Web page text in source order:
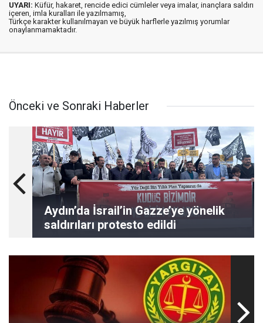
UYARI: Küfür, hakaret, rencide edici cümleler veya imalar, inançlara saldırı
içeren, imla kuralları ile yazılmamış,
Türkçe karakter kullanılmayan ve büyük harflerle yazılmış yorumlar
onaylanmamaktadır.
Önceki ve Sonraki Haberler
Aydın’da İsrail’in Gazze’ye yönelik
saldırıları protesto edildi